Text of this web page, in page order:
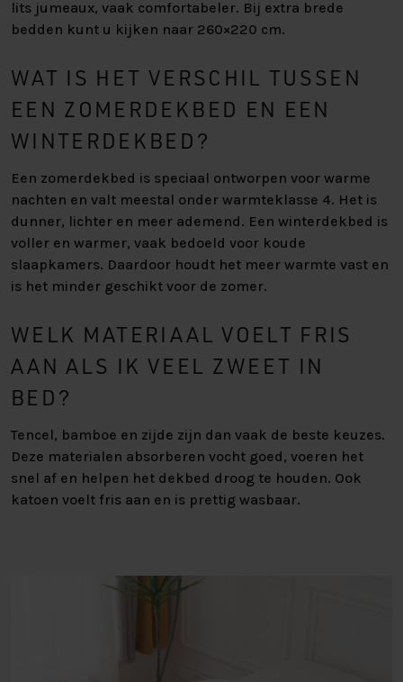
lits jumeaux, vaak comfortabeler. Bij extra brede
bedden kunt u kijken naar 260×220 cm.
WAT IS HET VERSCHIL TUSSEN
EEN ZOMERDEKBED EN EEN
WINTERDEKBED?
Een zomerdekbed is speciaal ontworpen voor warme
nachten en valt meestal onder warmteklasse 4. Het is
dunner, lichter en meer ademend. Een winterdekbed is
voller en warmer, vaak bedoeld voor koude
slaapkamers. Daardoor houdt het meer warmte vast en
is het minder geschikt voor de zomer.
WELK MATERIAAL VOELT FRIS
AAN ALS IK VEEL ZWEET IN
BED?
Tencel, bamboe en zijde zijn dan vaak de beste keuzes.
Deze materialen absorberen vocht goed, voeren het
snel af en helpen het dekbed droog te houden. Ook
katoen voelt fris aan en is prettig wasbaar.